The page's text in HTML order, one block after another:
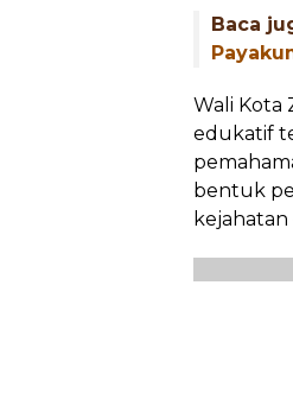
Baca
Wali Kota
edukatif
bentuk
kejahatan